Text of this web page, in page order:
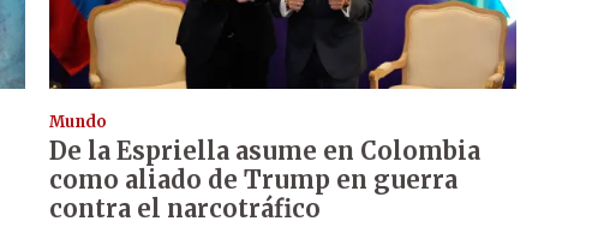
Mundo
De la Espriella asume en Colombia
como aliado de Trump en guerra
contra el narcotráfico